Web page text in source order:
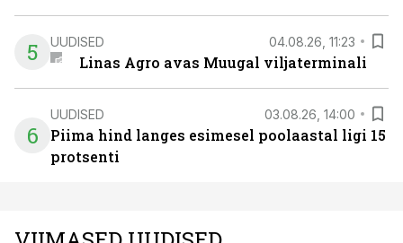
5 UUDISED 04.08.26, 11:23
Linas Agro avas Muugal viljaterminali
6
UUDISED 03.08.26, 14:00
Piima hind langes esimesel poolaastal ligi 15
protsenti